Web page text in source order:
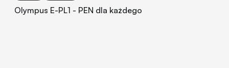
Olympus E-PL1 - PEN dla każdego